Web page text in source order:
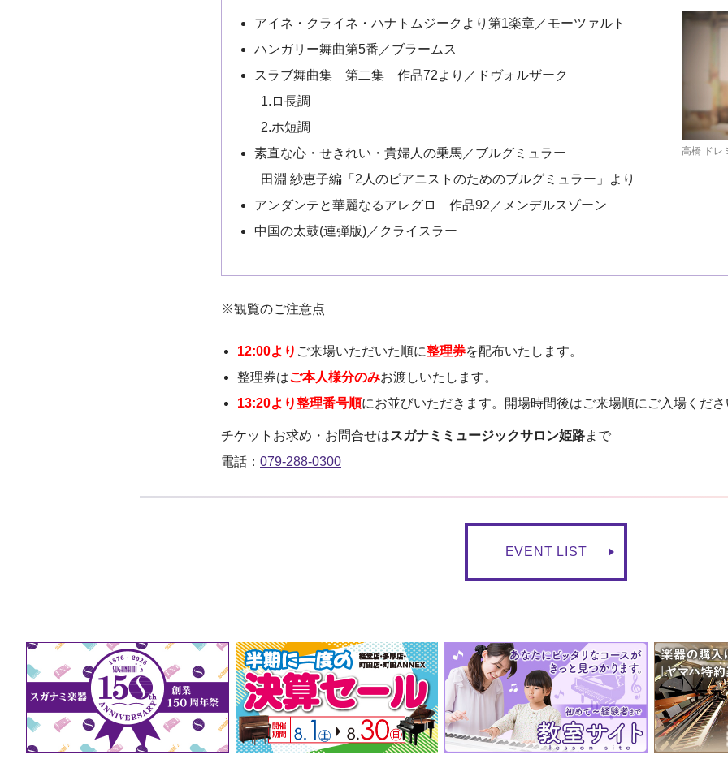
高橋 ドレ
アイネ・クライネ・ハナトムジークより第1楽章／モーツァルト
ハンガリー舞曲第5番／ブラームス
スラブ舞曲集 第二集 作品72より／ドヴォルザーク
1.ロ長調
2.ホ短調
素直な心・せきれい・貴婦人の乗馬／ブルグミュラー
田淵 紗恵子編「2人のピアニストのためのブルグミュラー」より
アンダンテと華麗なるアレグロ 作品92／メンデルスゾーン
中国の太鼓(連弾版)／クライスラー
※観覧のご注意点
12:00より ご来場いただいた順に整理券を配布いたします。
整理券はご本人様分のみお渡しいたします。
13:20より整理番号順にお並びいただきます。開場時間後はご来場順にご入場くだ
チケットお求め・お問合せはスガナミミュージックサロン姫路まで
電話： 079-288-0300
EVENT LIST